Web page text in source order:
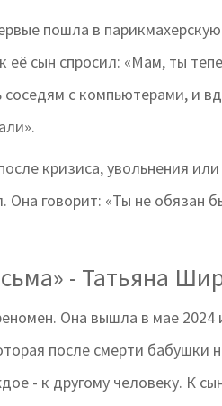
пошла в
её сын спросил: «Мам, ты
соседям с компьютерами, и
кризиса, увольнения
говорит: «Ты не обязан
- Татьяна
Она вышла в мае
после смерти
- к другому человеку. К